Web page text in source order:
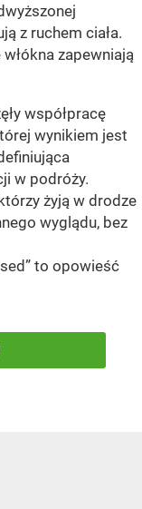
z ruchem ciała.
zapewniają
współpracę
wynikiem jest
w podróży.
żyją w drodze
wyglądu, bez
to opowieść